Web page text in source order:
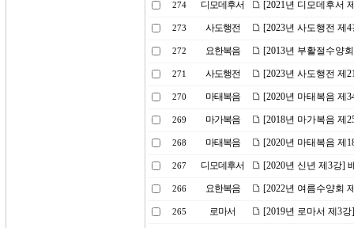
274 디모데후서 [2021년 디모데후서
273 사도행전 [2023년 사도행전 제
272 요한복음 [2013년 부활절수양
271 사도행전 [2023년 사도행전 제
270 마태복음 [2020년 마태복음 제
269 마가복음 [2018년 마가복음 제
268 마태복음 [2020년 마태복음 제
267 디모데후서 [2020년 신년 제3강]
266 요한복음 [2022년 여름수양회
265 로마서 [2019년 로마서 제3